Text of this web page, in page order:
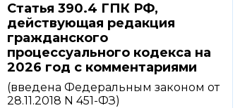
Статья 390.4 ГПК РФ,
действующая редакция
гражданского
процессуального кодекса на
2026 год с комментариями
(введена Федеральным законом от
28.11.2018 N 451-ФЗ)